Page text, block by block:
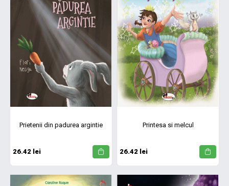
Prietenii din padurea argintie
26.42 lei
Printesa si melcul
26.42 lei